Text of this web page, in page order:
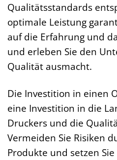
Qualitätsstandards
optimale Leistung
auf die Erfahrung und
und erleben Sie den
Qualität ausmacht.
Die Investition in einen
eine Investition in die
Druckers und die
Vermeiden Sie Risiken
Produkte und setzen